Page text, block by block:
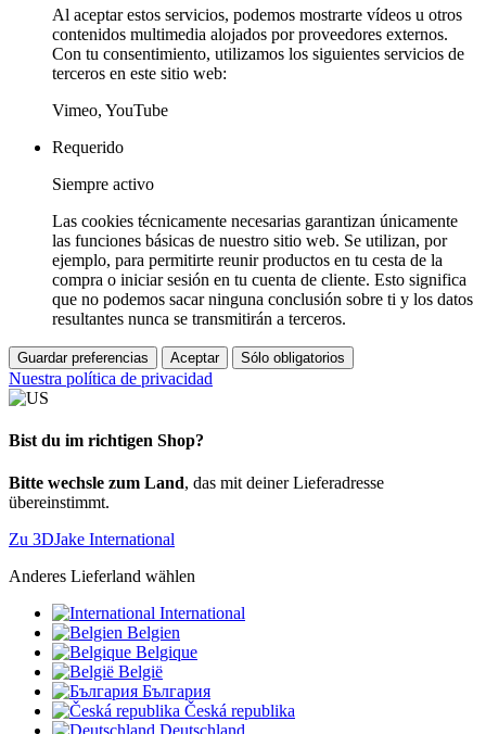
Al aceptar estos servicios, podemos mostrarte vídeos u otros
contenidos multimedia alojados por proveedores externos.
Con tu consentimiento, utilizamos los siguientes servicios de
terceros en este sitio web:
Vimeo, YouTube
Requerido
Siempre activo
Las cookies técnicamente necesarias garantizan únicamente
las funciones básicas de nuestro sitio web. Se utilizan, por
ejemplo, para permitirte reunir productos en tu cesta de la
compra o iniciar sesión en tu cuenta de cliente. Esto significa
que no podemos sacar ninguna conclusión sobre ti y los datos
resultantes nunca se transmitirán a terceros.
Guardar preferencias Aceptar Sólo obligatorios
Nuestra política de privacidad
Bist du im richtigen Shop?
Bitte wechsle zum Land, das mit deiner Lieferadresse
übereinstimmt.
Zu 3DJake International
Anderes Lieferland wählen
International
Belgien
Belgique
België
България
Česká republika